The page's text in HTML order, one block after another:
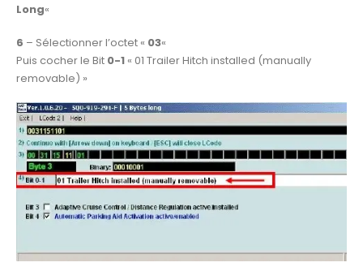
Long«
6 – Sélectionner l’octet « 03«
Puis cocher le Bit 0-1 « 01 Trailer Hitch installed (manually
removable) »